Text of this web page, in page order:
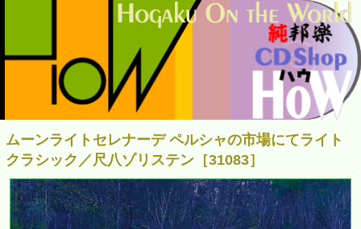
ムーンライトセレナーデ ペルシャの市場にてライト
クラシック／尺八ゾリステン［31083］